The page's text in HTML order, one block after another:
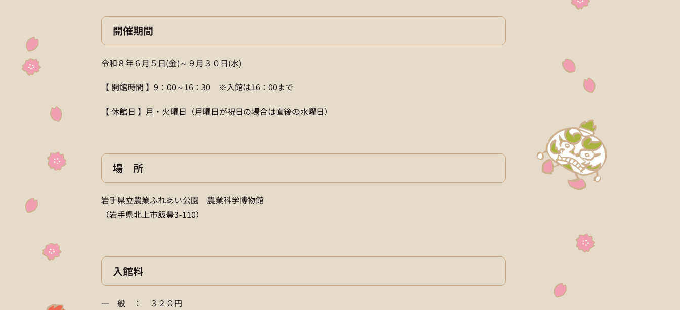
開催期間
令和８年６月５日(金)～９月３０日(水)
【 開館時間 】9：00～16：30 ※入館は16：00まで
【 休館日 】月・火曜日（月曜日が祝日の場合は直後の水曜日）
場 所
岩手県立農業ふれあい公園 農業科学博物館
（岩手県北上市飯豊3-110）
入館料
一 般 ： ３２０円